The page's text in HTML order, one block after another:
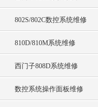
802S/802C数控系统维修
810D/810M系统维修
西门子808D系统维修
数控系统操作面板维修